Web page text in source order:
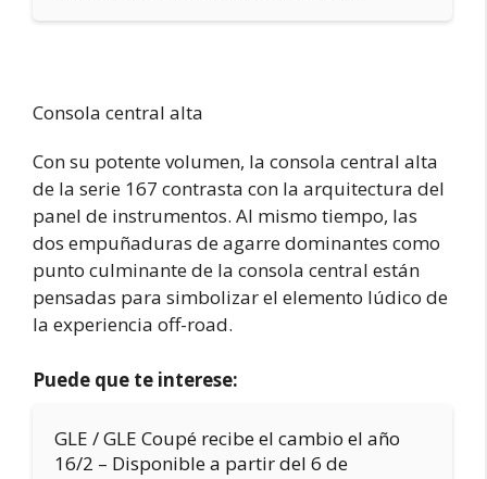
Consola central alta
Con su potente volumen, la consola central alta
de la serie 167 contrasta con la arquitectura del
panel de instrumentos. Al mismo tiempo, las
dos empuñaduras de agarre dominantes como
punto culminante de la consola central están
pensadas para simbolizar el elemento lúdico de
la experiencia off-road.
Puede que te interese:
GLE / GLE Coupé recibe el cambio el año
16/2 – Disponible a partir del 6 de